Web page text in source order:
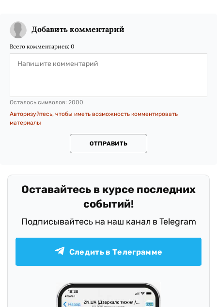
Добавить комментарий
Всего комментариев: 0
Осталось символов: 2000
Авторизуйтесь, чтобы иметь возможность комментировать
материалы
ОТПРАВИТЬ
Оставайтесь в курсе последних
Следить в Телеграмме